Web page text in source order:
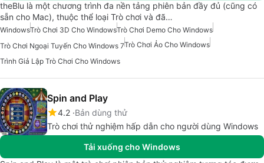
theBlu là một chương trình đa nền tảng phiên bản đầy đủ (cũng có
sẵn cho Mac), thuộc thể loại Trò chơi và đã…
WindowsTrò Chơi 3D Cho WindowsTrò Chơi Demo Cho Windows
Trò Chơi Ngoại Tuyến Cho Windows 7Trò Chơi Ảo Cho Windows
Trình Giả Lập Trò Chơi Cho Windows
Spin and Play
4.2 Bản dùng thử
Trò chơi thử nghiệm hấp dẫn cho người dùng Windows
Tải xuống cho Windows